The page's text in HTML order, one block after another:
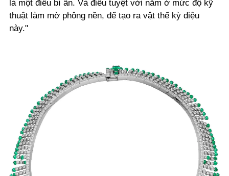
là một điều bí ẩn. Và điều tuyệt vời nằm ở mức độ kỹ
thuật làm mờ phông nền, để tạo ra vật thể kỳ diệu
này."